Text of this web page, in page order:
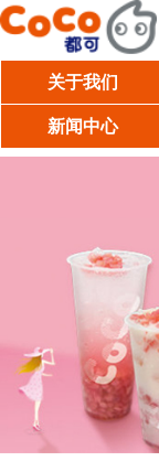
关于我们
新闻中心